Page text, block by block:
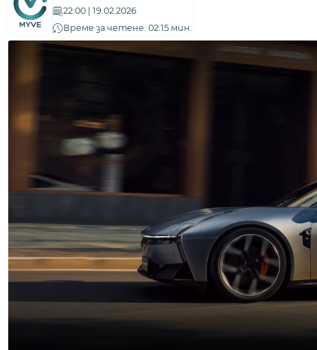
22:00 | 19.02.2026
Време за четене: 02:15 мин.